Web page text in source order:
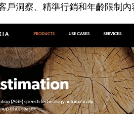
洞察、精準行銷和年齡限制內